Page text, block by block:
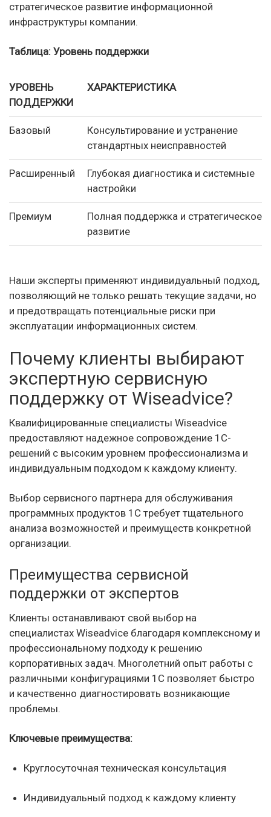
стратегическое развитие информационной
инфраструктуры компании.
Таблица: Уровень поддержки
УРОВЕНЬ
ПОДДЕРЖКИ
ХАРАКТЕРИСТИКА
Базовый
Консультирование и устранение
стандартных неисправностей
Расширенный
Глубокая диагностика и системные
настройки
Премиум
Полная поддержка и стратегическое
развитие
Наши эксперты применяют индивидуальный подход,
позволяющий не только решать текущие задачи, но
и предотвращать потенциальные риски при
эксплуатации информационных систем.
Почему клиенты выбирают
экспертную сервисную
поддержку от Wiseadvice?
Квалифицированные специалисты Wiseadvice
предоставляют надежное сопровождение 1С-
решений с высоким уровнем профессионализма и
индивидуальным подходом к каждому клиенту.
Выбор сервисного партнера для обслуживания
программных продуктов 1С требует тщательного
анализа возможностей и преимуществ конкретной
организации.
Преимущества сервисной
поддержки от экспертов
Клиенты останавливают свой выбор на
специалистах Wiseadvice благодаря комплексному и
профессиональному подходу к решению
корпоративных задач. Многолетний опыт работы с
различными конфигурациями 1С позволяет быстро
и качественно диагностировать возникающие
проблемы.
Ключевые преимущества:
Круглосуточная техническая консультация
Индивидуальный подход к каждому клиенту